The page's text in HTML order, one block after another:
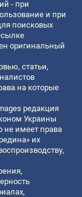
- при
и при
поисковых
оригинальный
статьи,
на которые
редакция
Украины
не имеет права
их